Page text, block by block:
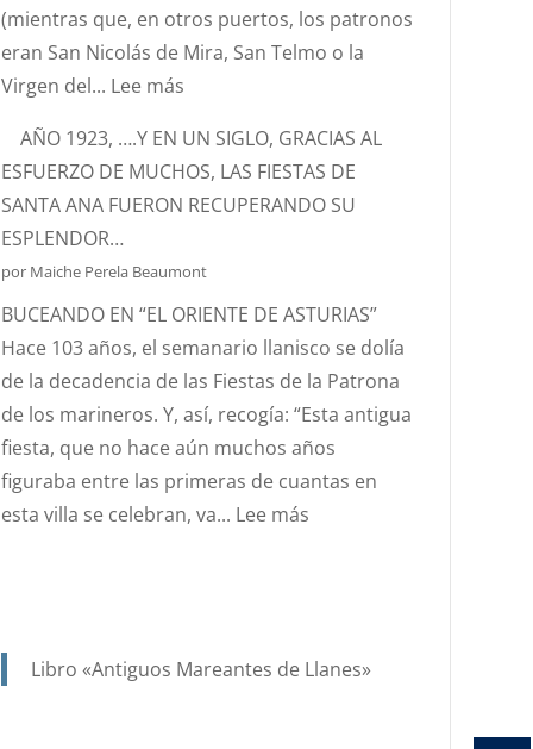
(mientras que, en otros puertos, los patronos
eran San Nicolás de Mira, San Telmo o la
Virgen del... Lee más
ANA.
PATRONA
Y
DE
NUESTRA
MARINERÍA.
AÑO 1923, ….Y EN UN SIGLO, GRACIAS AL
ESFUERZO DE MUCHOS, LAS FIESTAS DE
SANTA ANA FUERON RECUPERANDO SU
ESPLENDOR…
por Maiche Perela Beaumont
BUCEANDO EN “EL ORIENTE DE ASTURIAS”
Hace 103 años, el semanario llanisco se dolía
de la decadencia de las Fiestas de la Patrona
de los marineros. Y, así, recogía: “Esta antigua
fiesta, que no hace aún muchos años
figuraba entre las primeras de cuantas en
esta villa se celebran, va... Lee más
UN
Libro «Antiguos Mareantes de Llanes»